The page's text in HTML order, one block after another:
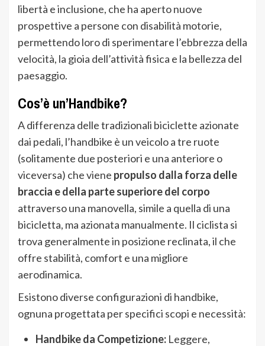
libertà e inclusione, che ha aperto nuove
prospettive a persone con disabilità motorie,
permettendo loro di sperimentare l’ebbrezza della
velocità, la gioia dell’attività fisica e la bellezza del
paesaggio.
Cos’è un’Handbike?
A differenza delle tradizionali biciclette azionate
dai pedali, l’handbike è un veicolo a tre ruote
(solitamente due posteriori e una anteriore o
viceversa) che viene propulso dalla forza delle
braccia e della parte superiore del corpo
attraverso una manovella, simile a quella di una
bicicletta, ma azionata manualmente. Il ciclista si
trova generalmente in posizione reclinata, il che
offre stabilità, comfort e una migliore
aerodinamica.
Esistono diverse configurazioni di handbike,
ognuna progettata per specifici scopi e necessità:
Handbike da Competizione: Leggere,